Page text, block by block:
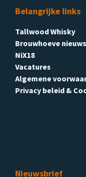
Belangrijke links
Tallwood Whisky
Brouwhoeve nieuws
NiX18
Vacatures
Algemene
Privacy beleid &
Nieuwsbrief